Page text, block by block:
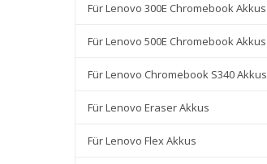
Für Lenovo 300E Chromebook Akkus
Für Lenovo 500E Chromebook Akkus
Für Lenovo Chromebook S340 Akkus
Für Lenovo Eraser Akkus
Für Lenovo Flex Akkus